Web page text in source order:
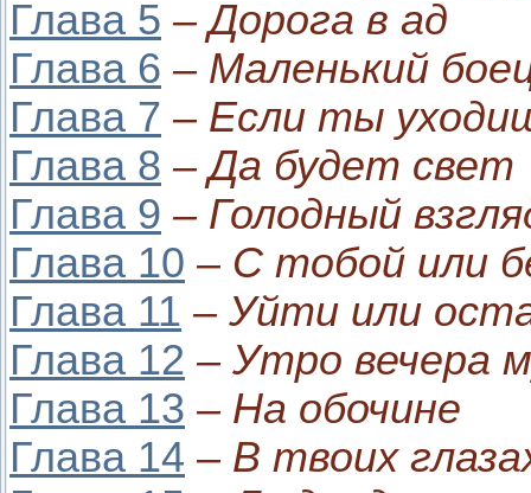
Глава 5 – Дорога в ад
Глава 6 – Маленький
Глава 7 – Если ты
Глава 8 – Да будет свет
Глава 9 – Голодный
Глава 10 – С тобой или
Глава 11 – Уйти или
Глава 12 – Утро вечера
Глава 13 – На обочине
Глава 14 – В твоих